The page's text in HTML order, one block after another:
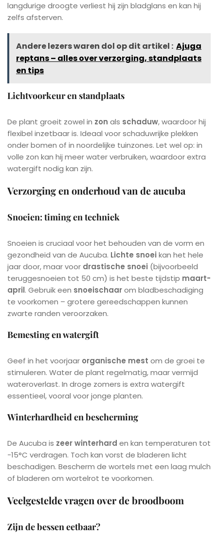
langdurige droogte verliest hij zijn bladglans en kan hij
zelfs afsterven.
Andere lezers waren dol op dit artikel : Ajuga
reptans – alles over verzorging, standplaats
en tips
Lichtvoorkeur en standplaats
De plant groeit zowel in zon als schaduw, waardoor hij
flexibel inzetbaar is. Ideaal voor schaduwrijke plekken
onder bomen of in noordelijke tuinzones. Let wel op: in
volle zon kan hij meer water verbruiken, waardoor extra
watergift nodig kan zijn.
Verzorging en onderhoud van de aucuba
Snoeien: timing en techniek
Snoeien is cruciaal voor het behouden van de vorm en
gezondheid van de Aucuba. Lichte snoei kan het hele
jaar door, maar voor drastische snoei (bijvoorbeeld
teruggesnoeien tot 50 cm) is het beste tijdstip maart-
april. Gebruik een snoeischaarom bladbeschadiging
te voorkomen – grotere gereedschappen kunnen
zwarte randen veroorzaken.
Bemesting en watergift
Geef in het voorjaar organische mest om de groei te
stimuleren. Water de plant regelmatig, maar vermijd
wateroverlast. In droge zomers is extra watergift
essentieel, vooral voor jonge planten.
Winterhardheid en bescherming
De Aucuba is zeer winterhard en kan temperaturen tot
-15°C verdragen. Toch kan vorst de bladeren licht
beschadigen. Bescherm de wortels met een laag mulch
of bladeren om wortelrot te voorkomen.
Veelgestelde vragen over de broodboom
Zijn de bessen eetbaar?